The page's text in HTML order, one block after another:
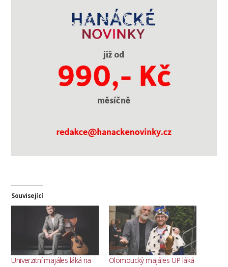
Související
Univerzitní majáles láká na
Olomoucký majáles UP láká